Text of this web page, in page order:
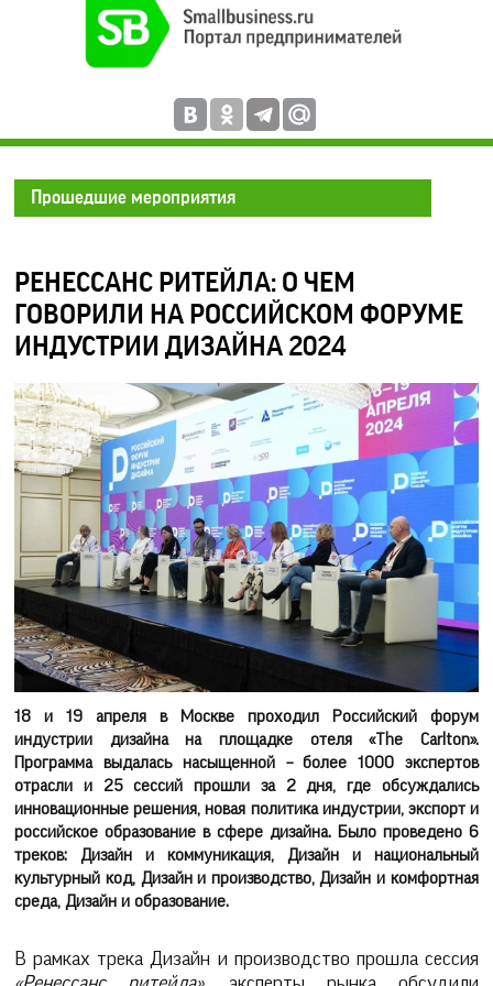
Прошедшие мероприятия
РЕНЕССАНС РИТЕЙЛА: О ЧЕМ
ГОВОРИЛИ НА РОССИЙСКОМ ФОРУМЕ
ИНДУСТРИИ ДИЗАЙНА 2024
18 и 19 апреля в Москве проходил Российский форум
индустрии дизайна на площадке отеля «The Carlton».
Программа выдалась насыщенной – более 1000 экспертов
отрасли и 25 сессий прошли за 2 дня, где обсуждались
инновационные решения, новая политика индустрии, экспорт и
российское образование в сфере дизайна. Было проведено 6
треков: Дизайн и коммуникация, Дизайн и национальный
культурный код, Дизайн и производство, Дизайн и комфортная
среда, Дизайн и образование.
В рамках трека Дизайн и производство прошла сессия